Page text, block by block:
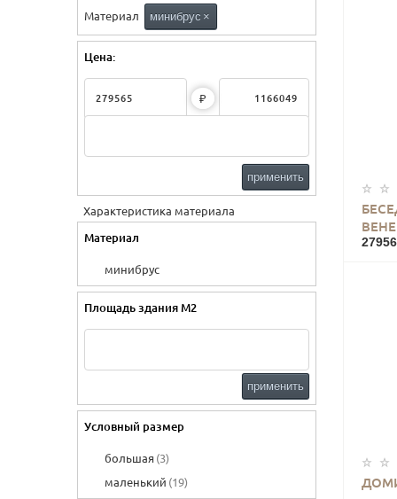
Материал минибрус ×
Цена:
₽
применить
Характеристика материала
Материал
минибрус
Площадь здания М2
применить
Условный размер
большая (3)
маленький (19)